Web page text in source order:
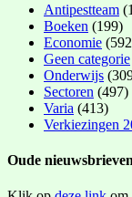
Antipestteam
Boeken (199)
Economie
Geen categorie
Onderwijs
Sectoren (497)
Varia (413)
Verkiezingen
Oude nieuwsbrieven